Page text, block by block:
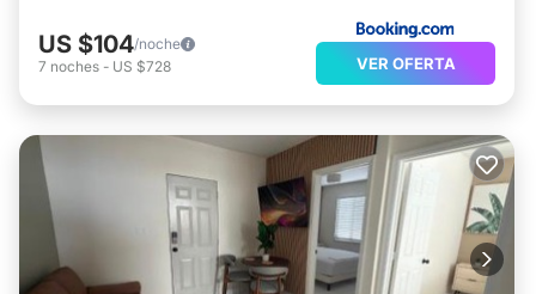
US $104/noche
7 noches - US $728 VER OFERTA